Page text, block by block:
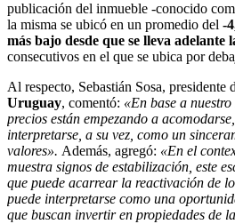
publicación del inmueble -conocido
la misma se ubicó en un promedio del -
más bajo desde que se lleva adelante
consecutivos en el que se ubica por
Al respecto, Sebastián Sosa, presidente
Uruguay, comentó: «En base a
precios están empezando a
interpretarse, a su vez, como un
valores». Además, agregó: «En el
muestra signos de estabilización, este
que puede acarrear la reactivación de
puede interpretarse como una
que buscan invertir en propiedades de